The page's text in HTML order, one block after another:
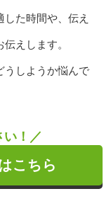
た時間や、伝え
えします。
うしようか悩んで
い！／
こちら